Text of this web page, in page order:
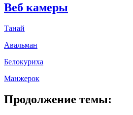
Веб камеры
Танай
Авальман
Белокуриха
Манжерок
Продолжение темы: